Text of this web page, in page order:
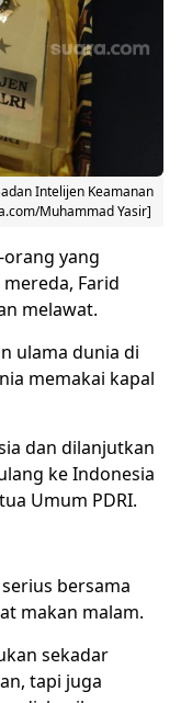
Intelijen Keamanan
Muhammad Yasir]
yang
Farid
melawat.
ulama dunia di
memakai kapal
dan dilanjutkan
ke Indonesia
Umum PDRI.
bersama
makan malam.
sekadar
tapi juga